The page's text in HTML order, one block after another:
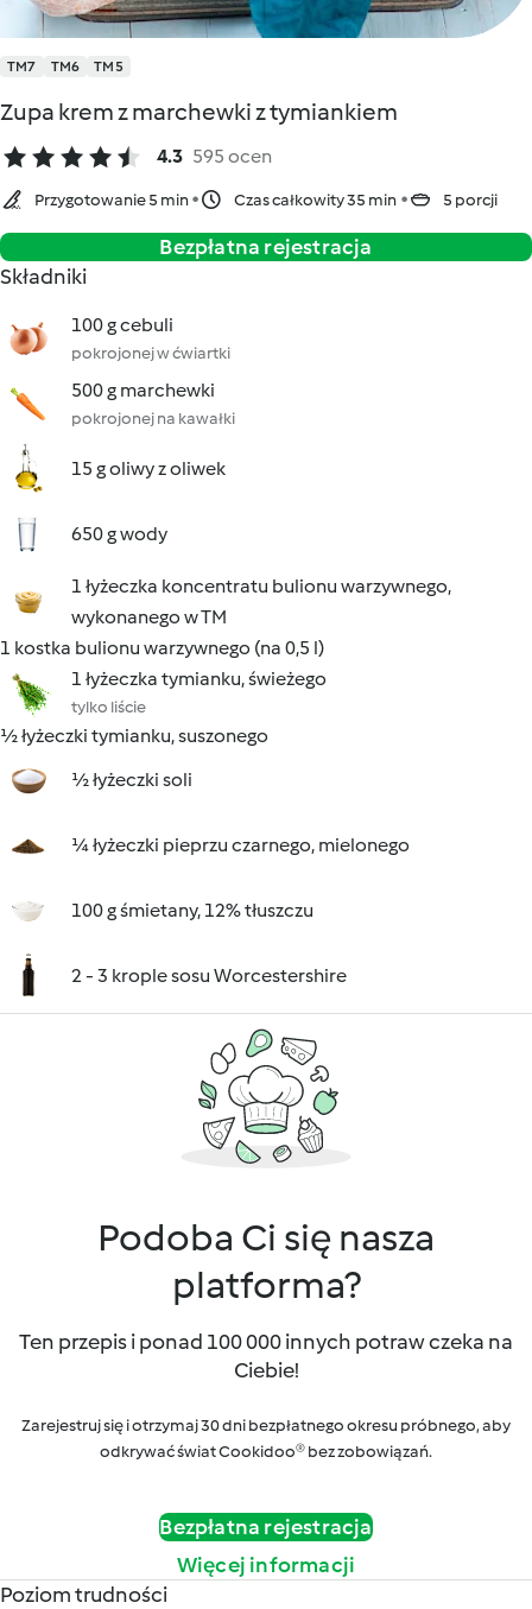
TM7 TM6 TM5
Zupa krem z marchewki z tymiankiem
4.3 595 ocen
Przygotowanie 5 min Czas całkowity 35 min 5 porcji
Bezpłatna rejestracja
Składniki
100 g cebuli
pokrojonej w ćwiartki
500 g marchewki
pokrojonej na kawałki
15 g oliwy z oliwek
650 g wody
1 łyżeczka koncentratu bulionu warzywnego,
wykonanego w TM
1 kostka bulionu warzywnego (na 0,5 l)
1 łyżeczka tymianku, świeżego
tylko liście
½ łyżeczki tymianku, suszonego
½ łyżeczki soli
¼ łyżeczki pieprzu czarnego, mielonego
100 g śmietany, 12% tłuszczu
2 - 3 krople sosu Worcestershire
Podoba Ci się nasza
platforma?
Ten przepis i ponad 100 000 innych potraw czeka na
Ciebie!
Zarejestruj się i otrzymaj 30 dni bezpłatnego okresu próbnego, aby
odkrywać świat Cookidoo® bez zobowiązań.
Bezpłatna rejestracja
Więcej informacji
Poziom trudności